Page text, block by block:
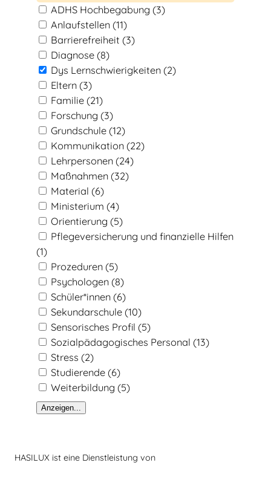
n
ADHS Hochbegabung (3)
Anlaufstellen (11)
Barrierefreiheit (3)
Diagnose (8)
Dys Lernschwierigkeiten (2)
Eltern (3)
Familie (21)
Forschung (3)
Grundschule (12)
Kommunikation (22)
Lehrpersonen (24)
Maßnahmen (32)
Material (6)
Ministerium (4)
Orientierung (5)
Pflegeversicherung und finanzielle Hilfen
(1)
Prozeduren (5)
Psychologen (8)
Schüler*innen (6)
Sekundarschule (10)
Sensorisches Profil (5)
Sozialpädagogisches Personal (13)
Stress (2)
Studierende (6)
Weiterbildung (5)
Anzeigen...
HASILUX ist eine Dienstleistung von